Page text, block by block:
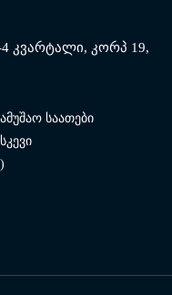
4 კვარტალი, კორპ 19,
საათები